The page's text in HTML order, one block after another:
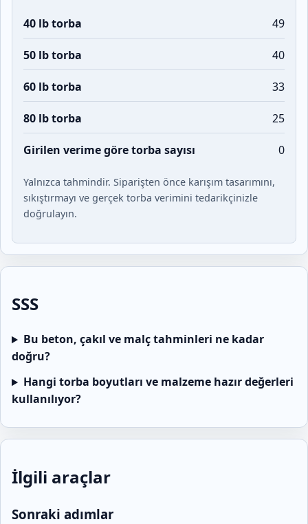
40 lb torba 49
50 lb torba 40
60 lb torba 33
80 lb torba 25
Girilen verime göre torba sayısı 0
Yalnızca tahmindir. Siparişten önce karışım tasarımını,
sıkıştırmayı ve gerçek torba verimini tedarikçinizle
doğrulayın.
SSS
Bu beton, çakıl ve malç tahminleri ne kadar
doğru?
Hangi torba boyutları ve malzeme hazır değerleri
kullanılıyor?
İlgili araçlar
Sonraki adımlar